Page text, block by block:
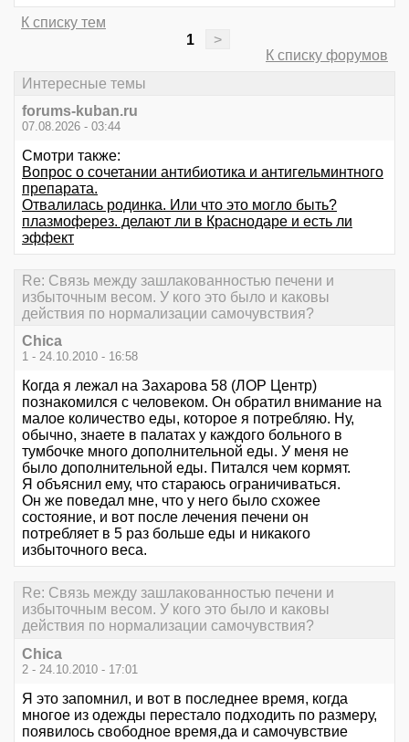
К списку тем
1
>
К списку форумов
Интересные темы
forums-kuban.ru
07.08.2026 - 03:44
Смотри также:
Вопрос о сочетании антибиотика и антигельминтного
препарата.
Отвалилась родинка. Или что это могло быть?
плазмоферез. делают ли в Краснодаре и есть ли
эффект
Re: Связь между зашлакованностью печени и
избыточным весом. У кого это было и каковы
действия по нормализации самочувствия?
Chica
1 - 24.10.2010 - 16:58
Когда я лежал на Захарова 58 (ЛОР Центр)
познакомился с человеком. Он обратил внимание на
малое количество еды, которое я потребляю. Ну,
обычно, знаете в палатах у каждого больного в
тумбочке много дополнительной еды. У меня не
было дополнительной еды. Питался чем кормят.
Я объяснил ему, что стараюсь ограничиваться.
Он же поведал мне, что у него было схожее
состояние, и вот после лечения печени он
потребляет в 5 раз больше еды и никакого
избыточного веса.
Re: Связь между зашлакованностью печени и
избыточным весом. У кого это было и каковы
действия по нормализации самочувствия?
Chica
2 - 24.10.2010 - 17:01
Я это запомнил, и вот в последнее время, когда
многое из одежды перестало подходить по размеру,
появилось свободное время,да и самочувствие